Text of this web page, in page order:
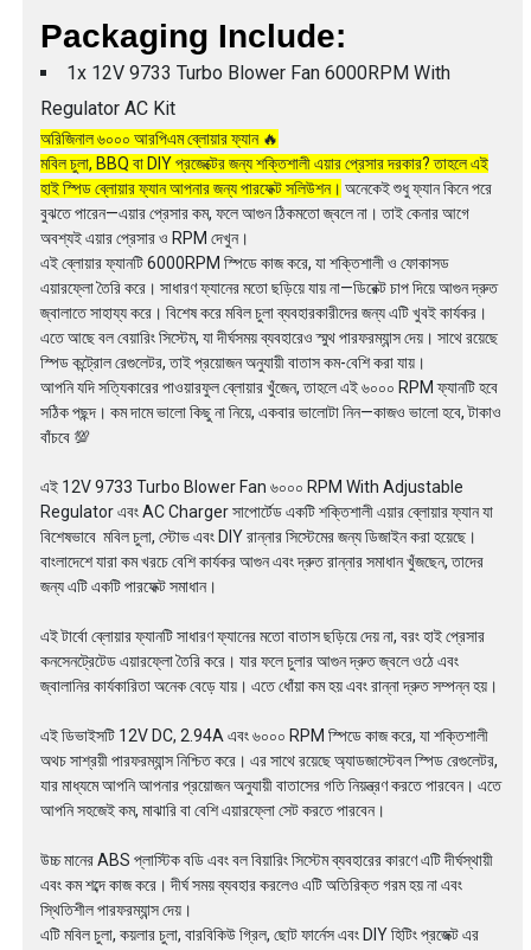
Packaging Include:
1x 12V 9733 Turbo Blower Fan 6000RPM With
Regulator AC Kit
অরিজিনাল ৬০০০ আরপিএম ব্লোয়ার ফ্যান 🔥
মবিল চুলা, BBQ বা DIY প্রজেক্টের জন্য শক্তিশালী এয়ার প্রেসার দরকার? তাহলে এই
হাই স্পিড ব্লোয়ার ফ্যান আপনার জন্য পারফেক্ট সলিউশন। অনেকেই শুধু ফ্যান কিনে পরে
বুঝতে পারেন—এয়ার প্রেসার কম, ফলে আগুন ঠিকমতো জ্বলে না। তাই কেনার আগে
অবশ্যই এয়ার প্রেসার ও RPM দেখুন।
এই ব্লোয়ার ফ্যানটি 6000RPM স্পিডে কাজ করে, যা শক্তিশালী ও ফোকাসড
এয়ারফ্লো তৈরি করে। সাধারণ ফ্যানের মতো ছড়িয়ে যায় না—ডিরেক্ট চাপ দিয়ে আগুন দ্রুত
জ্বালাতে সাহায্য করে। বিশেষ করে মবিল চুলা ব্যবহারকারীদের জন্য এটি খুবই কার্যকর।
এতে আছে বল বেয়ারিং সিস্টেম, যা দীর্ঘসময় ব্যবহারেও স্মুথ পারফরম্যান্স দেয়। সাথে রয়েছে
স্পিড কন্ট্রোল রেগুলেটর, তাই প্রয়োজন অনুযায়ী বাতাস কম-বেশি করা যায়।
আপনি যদি সত্যিকারের পাওয়ারফুল ব্লোয়ার খুঁজেন, তাহলে এই ৬০০০ RPM ফ্যানটি হবে
সঠিক পছন্দ। কম দামে ভালো কিছু না নিয়ে, একবার ভালোটা নিন—কাজও ভালো হবে, টাকাও
বাঁচবে 💯
এই 12V 9733 Turbo Blower Fan ৬০০০ RPM With Adjustable
Regulator এবং AC Charger সাপোর্টেড একটি শক্তিশালী এয়ার ব্লোয়ার ফ্যান যা
বিশেষভাবে মবিল চুলা, স্টোভ এবং DIY রান্নার সিস্টেমের জন্য ডিজাইন করা হয়েছে।
বাংলাদেশে যারা কম খরচে বেশি কার্যকর আগুন এবং দ্রুত রান্নার সমাধান খুঁজছেন, তাদের
জন্য এটি একটি পারফেক্ট সমাধান।
এই টার্বো ব্লোয়ার ফ্যানটি সাধারণ ফ্যানের মতো বাতাস ছড়িয়ে দেয় না, বরং হাই প্রেসার
কনসেনট্রেটেড এয়ারফ্লো তৈরি করে। যার ফলে চুলার আগুন দ্রুত জ্বলে ওঠে এবং
জ্বালানির কার্যকারিতা অনেক বেড়ে যায়। এতে ধোঁয়া কম হয় এবং রান্না দ্রুত সম্পন্ন হয়।
এই ডিভাইসটি 12V DC, 2.94A এবং ৬০০০ RPM স্পিডে কাজ করে, যা শক্তিশালী
অথচ সাশ্রয়ী পারফরম্যান্স নিশ্চিত করে। এর সাথে রয়েছে অ্যাডজাস্টেবল স্পিড রেগুলেটর,
যার মাধ্যমে আপনি আপনার প্রয়োজন অনুযায়ী বাতাসের গতি নিয়ন্ত্রণ করতে পারবেন। এতে
আপনি সহজেই কম, মাঝারি বা বেশি এয়ারফ্লো সেট করতে পারবেন।
উচ্চ মানের ABS প্লাস্টিক বডি এবং বল বিয়ারিং সিস্টেম ব্যবহারের কারণে এটি দীর্ঘস্থায়ী
এবং কম শব্দে কাজ করে। দীর্ঘ সময় ব্যবহার করলেও এটি অতিরিক্ত গরম হয় না এবং
স্থিতিশীল পারফরম্যান্স দেয়।
এটি মবিল চুলা, কয়লার চুলা, বারবিকিউ গ্রিল, ছোট ফার্নেস এবং DIY হিটিং প্রজেক্ট এর